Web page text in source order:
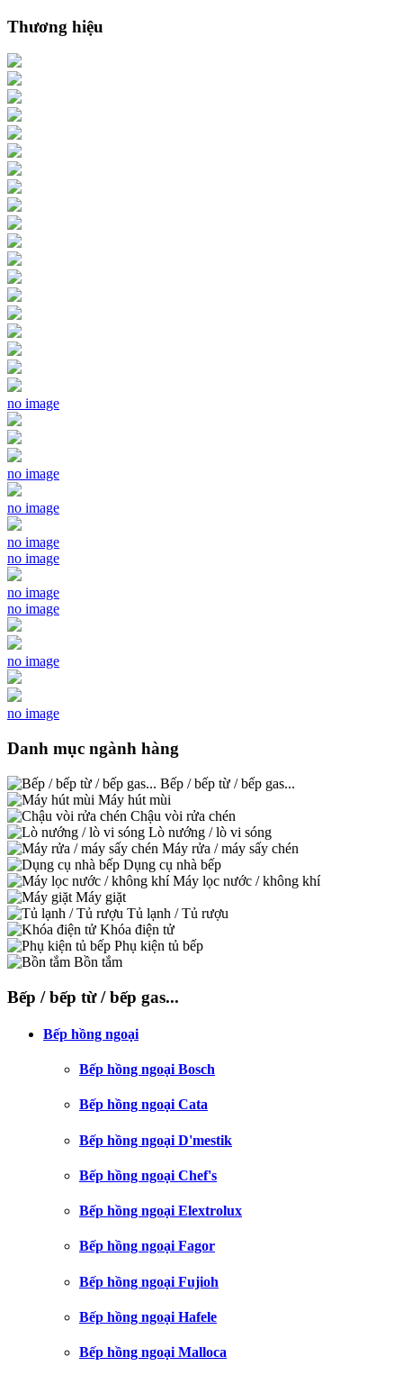
Thương hiệu
no image
no image
no image
no image
no image
no image
no image
no image
no image
Danh mục ngành hàng
Bếp / bếp từ / bếp gas...
Máy hút mùi
Chậu vòi rửa chén
Lò nướng / lò vi sóng
Máy rửa / máy sấy chén
Dụng cụ nhà bếp
Máy lọc nước / không khí
Máy giặt
Tủ lạnh / Tủ rượu
Khóa điện tử
Phụ kiện tủ bếp
Bồn tắm
Bếp / bếp từ / bếp gas...
Bếp hồng ngoại
Bếp hồng ngoại Bosch
Bếp hồng ngoại Cata
Bếp hồng ngoại D'mestik
Bếp hồng ngoại Chef's
Bếp hồng ngoại Elextrolux
Bếp hồng ngoại Fagor
Bếp hồng ngoại Fujioh
Bếp hồng ngoại Hafele
Bếp hồng ngoại Malloca